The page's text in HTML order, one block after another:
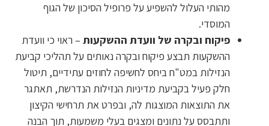
מהותי העלול להשפיע על פרופיל הסיכון של הגוף
המוסדי.
פיקוח ובקרה של וועדת ההשקעות – ראוי כי וועדת
ההשקעות תבצע פיקוח ובקרה נאותים על תהליכי קביעת
הנזילות במט"ח ביחס לחשיפה לחוזים עתידיים, תיטול
חלק פעיל בקביעת מדיניות הנזילות הנדרשת, תאתגר
את התוצאות המוצגות לה, ובפרט את תרחישי הקיצון
ותתבסס על נתונים ומצגים בעלי משמעות, תוך הבנה